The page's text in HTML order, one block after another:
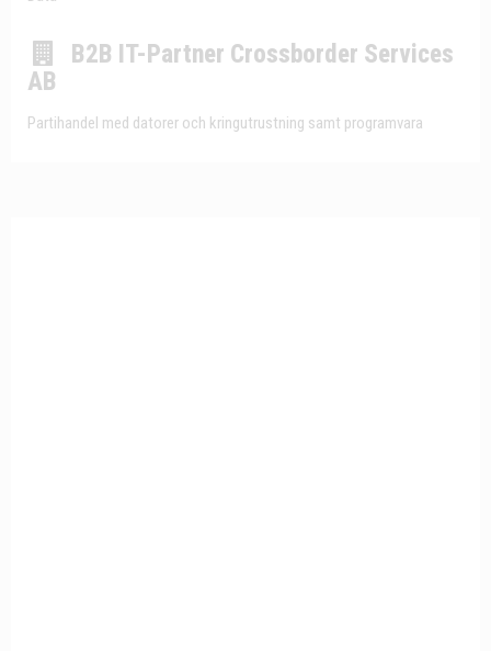
B2B IT-Partner Crossborder Services
AB
Partihandel med datorer och kringutrustning samt programvara